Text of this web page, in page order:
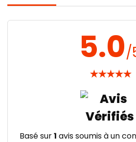
5.0/
★★★★★
Basé sur1 avis soumis à un